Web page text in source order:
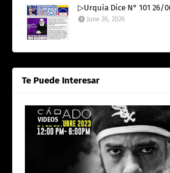
▷Urquía Dice N° 101 26/
June 26, 2026
Te Puede Interesar
VIDEOS